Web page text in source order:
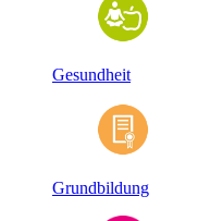
Gesundheit
Grundbildung